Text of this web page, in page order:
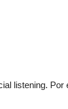
listening. Por